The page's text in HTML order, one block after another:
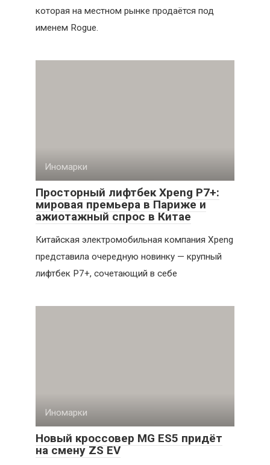
которая на местном рынке продаётся под
именем Rogue.
Иномарки
Просторный лифтбек Xpeng P7+:
мировая премьера в Париже и
ажиотажный спрос в Китае
Китайская электромобильная компания Xpeng
представила очередную новинку — крупный
лифтбек P7+, сочетающий в себе
Иномарки
Новый кроссовер MG ES5 придёт
на смену ZS EV